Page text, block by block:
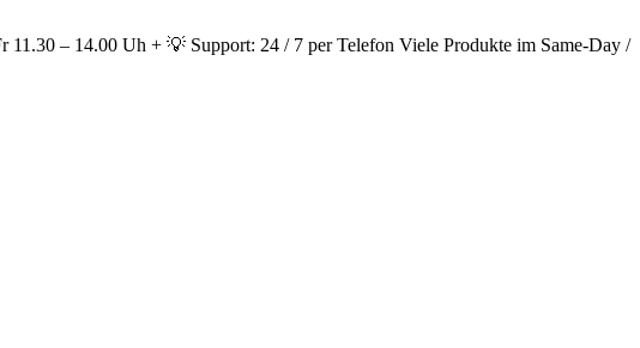
– 14.00 Uh + 💡 Support: 24 / 7 per Telefon Viele Produkte im Same-Day /